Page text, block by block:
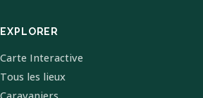
EXPLORER
Carte Interactive
Tous les lieux